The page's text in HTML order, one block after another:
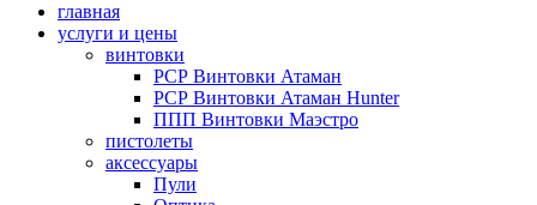
главная
услуги и цены
винтовки
РСР Винтовки Атаман
РСР Винтовки Атаман Hunter
ППП Винтовки Маэстро
пистолеты
аксессуары
Пули